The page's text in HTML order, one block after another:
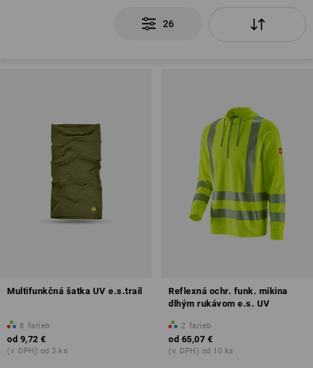
26
Multifunkčná šatka UV e.s.trail
8 farieb
od 9,72 €
(v. DPH) od 3 ks
Reflexná ochr. funk. mikina
dlhým rukávom e.s. UV
2 farieb
od 65,07 €
(v. DPH) od 10 ks